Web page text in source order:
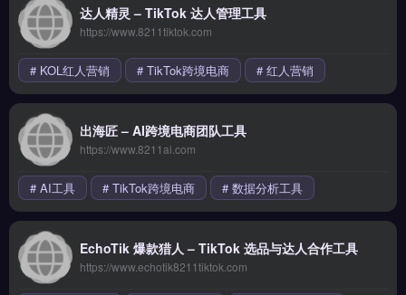
达人精灵 – TikTok 达人管理工具
https://www.8211tiktok.com
# KOL红人营销 # TikTok跨境电商 # 红人营销
出海匠 – AI跨境电商团队工具
https://www.8211ai.com
# AI工具 # TikTok跨境电商 # 数据分析工具
EchoTik 爆款猎人 – TikTok 选品与达人合作工具
https://www.echotik8211tiktok.com